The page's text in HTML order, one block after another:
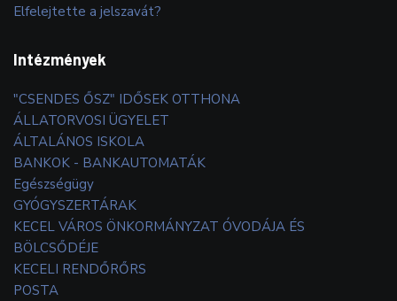
Elfelejtette a jelszavát?
Intézmények
"CSENDES ŐSZ" IDŐSEK OTTHONA
ÁLLATORVOSI ÜGYELET
ÁLTALÁNOS ISKOLA
BANKOK - BANKAUTOMATÁK
Egészségügy
GYÓGYSZERTÁRAK
KECEL VÁROS ÖNKORMÁNYZAT ÓVODÁJA ÉS
BÖLCSŐDÉJE
KECELI RENDŐRŐRS
POSTA